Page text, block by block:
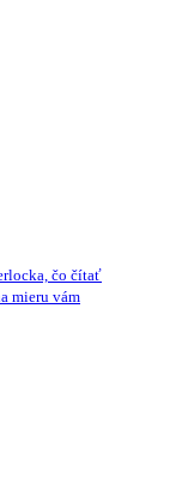
čo čítať
mieru vám